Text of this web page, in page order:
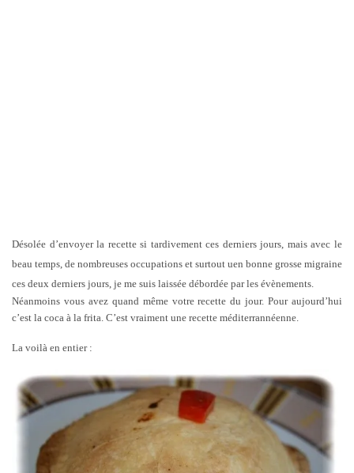
Désolée d’envoyer la recette si tardivement ces derniers jours, mais avec le
beau temps, de nombreuses occupations et surtout uen bonne grosse migraine
ces deux derniers jours, je me suis laissée débordée par les évènements.
Néanmoins vous avez quand même votre recette du jour. Pour aujourd’hui
c’est la coca à la frita. C’est vraiment une recette méditerrannéenne.
La voilà en entier :